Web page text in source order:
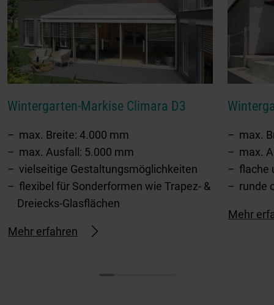
Wintergarten-Markise Climara D3
max. Breite: 4.000 mm
max. Ausfall: 5.000 mm
vielseitige Gestaltungsmöglichkeiten
flexibel für Sonderformen wie Trapez- &
Dreiecks-Glasflächen
Mehr erfahren
max.
max.
flache
runde
Mehr